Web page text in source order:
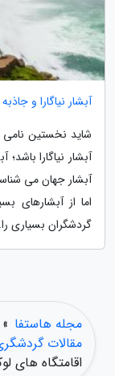
آبشار نیاگارا و
شاید نخستین
آبشار نیاگارا
آبشار جهان می
اما از آبشارهای
گردشگران بسیاری
مجله هاستفا »
مقالات
اقامتگاه های